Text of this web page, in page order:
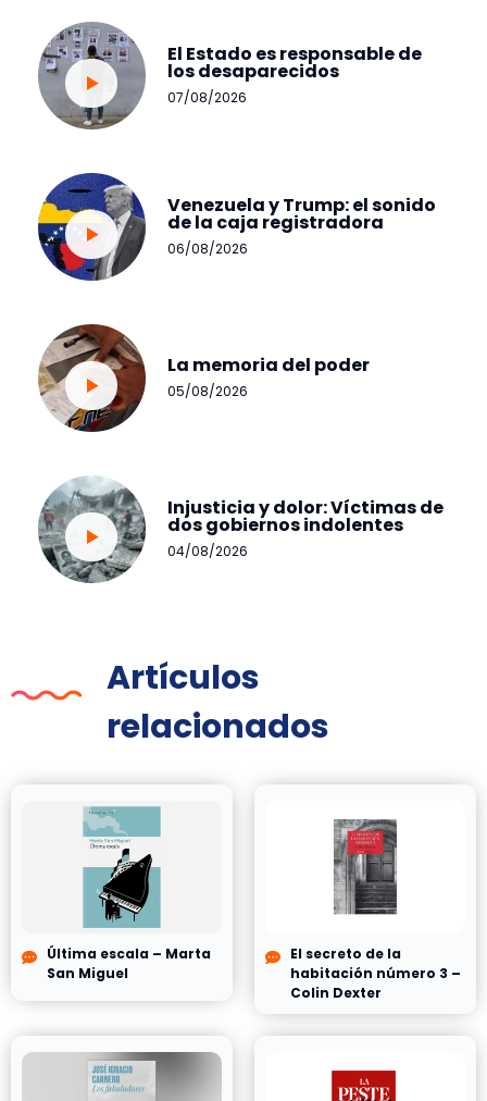
El Estado es responsable de
los desaparecidos
07/08/2026
Venezuela y Trump: el sonido
de la caja registradora
06/08/2026
La memoria del poder
05/08/2026
Injusticia y dolor: Víctimas de
dos gobiernos indolentes
04/08/2026
Artículos
relacionados
Última escala – Marta
San Miguel
El secreto de la
habitación número 3 –
Colin Dexter